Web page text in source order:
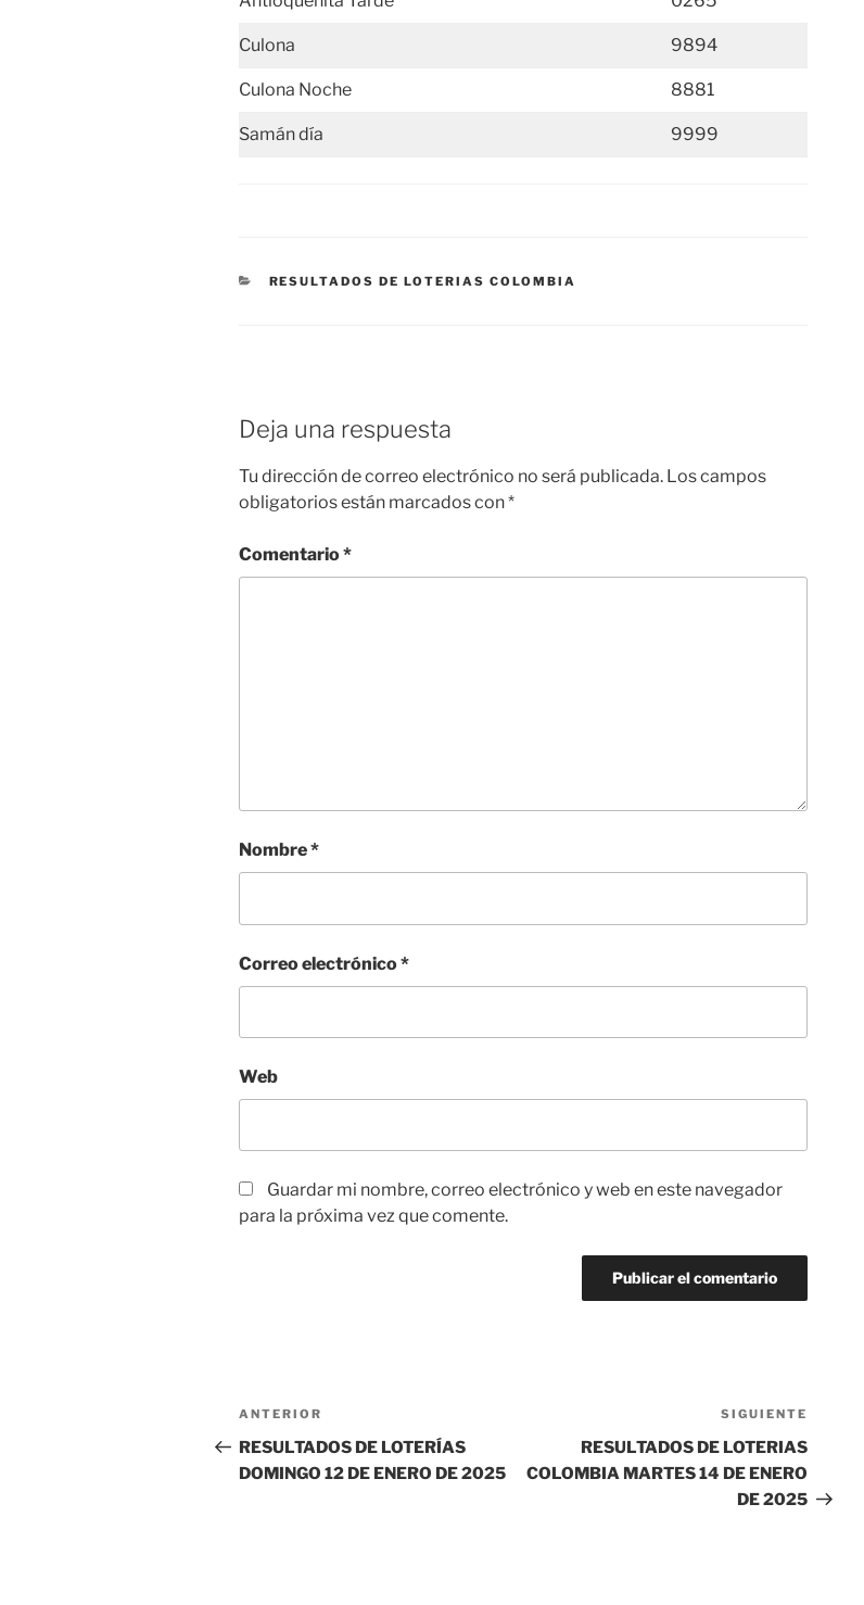
Culona 9894
Culona Noche 8881
Samán día 9999
CATEGORÍAS
RESULTADOS DE LOTERIAS COLOMBIA
Deja una respuesta
Tu dirección de correo electrónico no será publicada. Los campos
obligatorios están marcados con*
Comentario*
Nombre*
Correo electrónico*
Web
Guardar mi nombre, correo electrónico y web en este navegador
para la próxima vez que comente.
Navegación
de
entradas
Entrada
anterior:
ANTERIOR
RESULTADOS DE LOTERÍAS
DOMINGO 12 DE ENERO DE 2025
entrada
SIGUIENTE
RESULTADOS DE LOTERIAS
COLOMBIA MARTES 14 DE ENERO
DE 2025